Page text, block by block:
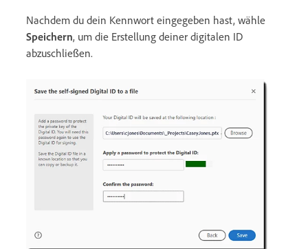
Nachdem du dein Kennwort eingegeben hast, wähle
Speichern, um die Erstellung deiner digitalen ID
abzuschließen.